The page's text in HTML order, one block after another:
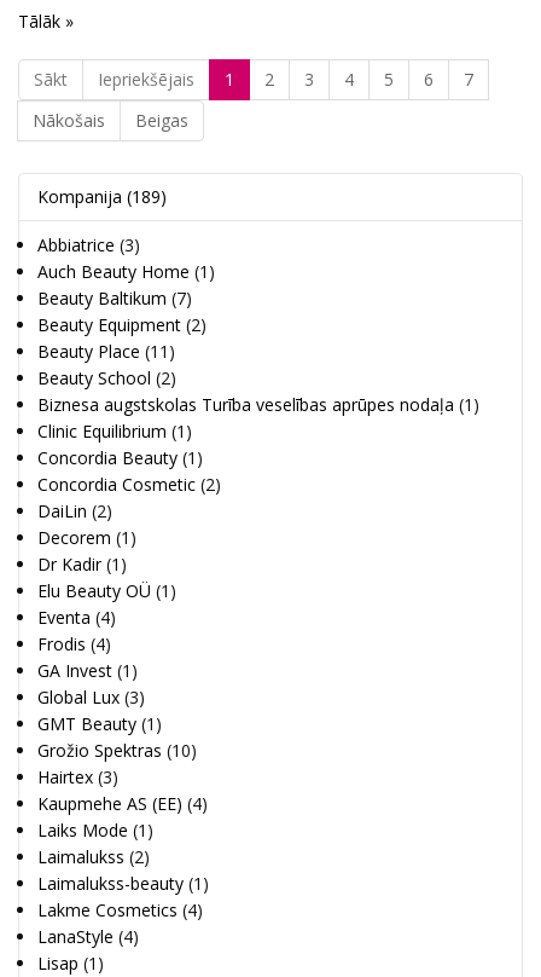
Tālāk »
Sākt Iepriekšējais 1 2 3 4 5 6
7
Nākošais
Beigas
Kompanija (189)
Abbiatrice (3)
Auch Beauty Home (1)
Beauty Baltikum (7)
Beauty Equipment (2)
Beauty Place (11)
Beauty School (2)
Biznesa augstskolas Turība veselības aprūpes nodaļa (1)
Clinic Equilibrium (1)
Concordia Beauty (1)
Concordia Cosmetic (2)
DaiLin (2)
Decorem (1)
Dr Kadir (1)
Elu Beauty OÜ (1)
Eventa (4)
Frodis (4)
GA Invest (1)
Global Lux (3)
GMT Beauty (1)
Grožio Spektras (10)
Hairtex (3)
Kaupmehe AS (EE) (4)
Laiks Mode (1)
Laimalukss (2)
Laimalukss-beauty (1)
Lakme Cosmetics (4)
LanaStyle (4)
Lisap (1)